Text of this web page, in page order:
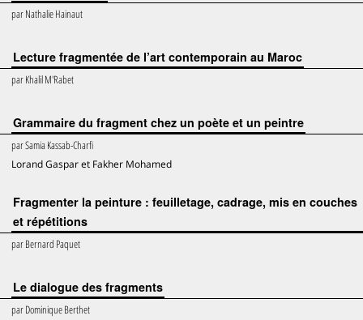
parNathalie Hainaut
Lecture fragmentée de l’art contemporain au Maroc
parKhalil M'Rabet
Grammaire du fragment chez un poète et un peintre
parSamia Kassab-Charfi
Lorand Gaspar et Fakher Mohamed
Fragmenter la peinture : feuilletage, cadrage, mis en couches
et répétitions
parBernard Paquet
Le dialogue des fragments
parDominique Berthet